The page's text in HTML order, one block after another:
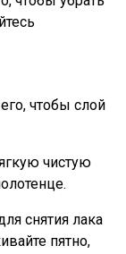
чтобы слой
чистую
снятия лака
пятно,